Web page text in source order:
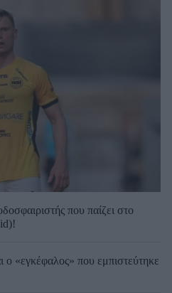
που παίζει στο
ο «εγκέφαλος» που εμπιστεύτηκε